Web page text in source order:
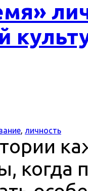
, личность
когда